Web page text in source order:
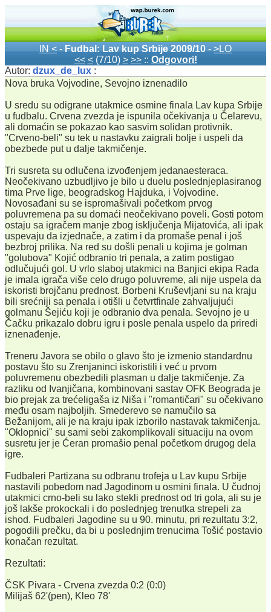
IN < - Fudbal: Lav kup Srbije 2009/10 - >LO
<< < (7/10) > >> :: Odgovori!
Autor: dzux_de_lux :
Nova bruka Vojvodine, Sevojno iznenadilo
U sredu su odigrane utakmice osmine finala Lav kupa Srbije
u fudbalu. Crvena zvezda je ispunila očekivanja u Čelarevu,
ali domaćin se pokazao kao sasvim solidan protivnik.
"Crveno-beli" su tek u nastavku zaigrali bolje i uspeli da
obezbede put u dalje takmičenje.
Tri susreta su odlučena izvođenjem jedanaesteraca.
Neočekivano uzbudljivo je bilo u duelu poslednjeplasiranog
tima Prve lige, beogradskog Hajduka, i Vojvodine.
Novosađani su se ispromašivali početkom prvog
poluvremena pa su domaći neočekivano poveli. Gosti potom
ostaju sa igračem manje zbog isključenja Mijatovića, ali ipak
uspevaju da izjednače, a zatim i da promaše penal i još
bezbroj prilika. Na red su došli penali u kojima je golman
"golubova" Kojić odbranio tri penala, a zatim postigao
odlučujući gol. U vrlo slaboj utakmici na Banjici ekipa Rada
je imala igrača više celo drugo poluvreme, ali nije uspela da
iskoristi brojčanu prednost. Borbeni Kruševljani su na kraju
bili srećniji sa penala i otišli u četvrtfinale zahvaljujući
golmanu Šejiću koji je odbranio dva penala. Sevojno je u
Čačku prikazalo dobru igru i posle penala uspelo da priredi
iznenađenje.
Treneru Javora se obilo o glavo što je izmenio standardnu
postavu što su Zrenjaninci iskoristili i već u prvom
poluvremenu obezbedili plasman u dalje takmičenje. Za
razliku od Ivanjičana, kombinovani sastav OFK Beograda je
bio prejak za trećeligaša iz Niša i "romantičari" su očekivano
među osam najboljih. Smederevo se namučilo sa
Bežanijom, ali je na kraju ipak izborilo nastavak takmičenja.
"Oklopnici" su sami sebi zakomplikovali situaciju na ovom
susretu jer je Ćeran promašio penal početkom drugog dela
igre.
Fudbaleri Partizana su odbranu trofeja u Lav kupu Srbije
nastavili pobedom nad Jagodinom u osmini finala. U čudnoj
utakmici crno-beli su lako stekli prednost od tri gola, ali su je
još lakše prokockali i do poslednjeg trenutka strepeli za
ishod. Fudbaleri Jagodine su u 90. minutu, pri rezultatu 3:2,
pogodili prečku, da bi u poslednjim trenucima Tošić postavio
konačan rezultat.
Rezultati:
ČSK Pivara - Crvena zvezda 0:2 (0:0)
Milijaš 62'(pen), Kleo 78'